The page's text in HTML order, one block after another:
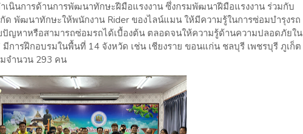
เนินการด้านการพัฒนาทักษะฝีมือแรงงาน ซึ่งกรมพัฒนาฝีมือแรงงาน ร่วมกับ
ด พัฒนาทักษะให้พนักงาน Rider ของไลน์แมน ให้มีความรู้ในการซ่อมบำรุงรถ
ปัญหาหรือสามารถซ่อมรถได้เบื้องต้น ตลอดจนให้ความรู้ด้านความปลอดภัยใน
การฝึกอบรมในพื้นที่ 14 จังหวัด เช่น เชียงราย ขอนแก่น ชลบุรี เพชรบุรี ภูเก็ต
จำนวน 293 คน